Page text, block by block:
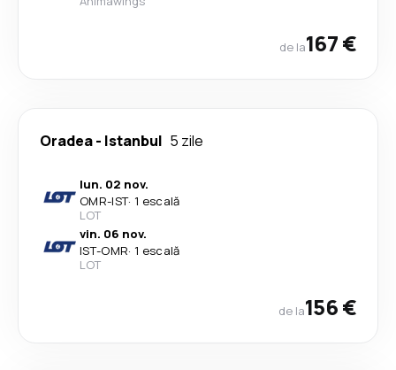
de la167 €
Oradea- Istanbul 5 zile
lun. 02 nov.
OMR-IST· 1 escală
LOT
vin. 06 nov.
IST-OMR· 1 escală
LOT
de la156 €